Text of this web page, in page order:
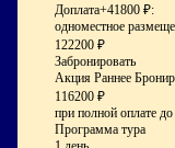
Доплата+41800 ₽:
одноместное
122200 ₽
Забронировать
Акция Раннее
116200 ₽
при полной оплате до
Программа тура